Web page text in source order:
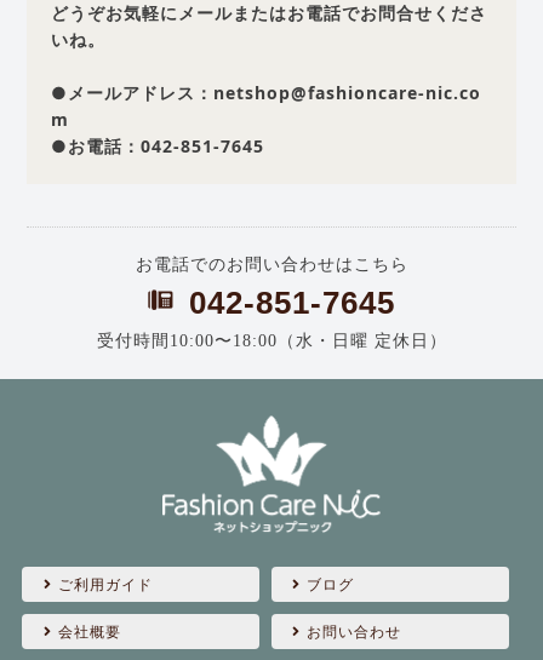
どうぞお気軽にメールまたはお電話でお問合せくださ
いね。
●メールアドレス：netshop@fashioncare-nic.co
m
●お電話：042-851-7645
お電話でのお問い合わせはこちら
042-851-7645
受付時間10:00〜18:00（水・日曜 定休日）
ご利用ガイド ブログ
会社概要 お問い合わせ